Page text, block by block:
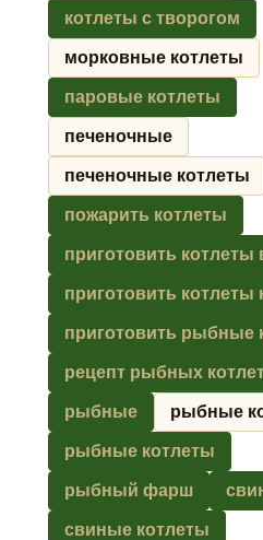
котлеты с творогом
морковные котлеты
паровые котлеты
печеночные
печеночные котлеты
пожарить котлеты
приготовить котлеты
приготовить котлеты
приготовить рыбные
рецепт рыбных
рыбные рыбные
рыбные котлеты
рыбный фарш
свиные котлеты